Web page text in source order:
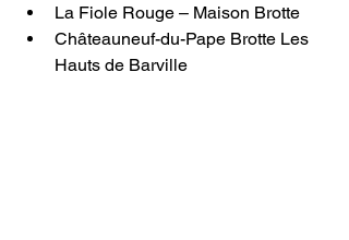
La Fiole Rouge – Maison Brotte
Châteauneuf-du-Pape Brotte Les
Hauts de Barville